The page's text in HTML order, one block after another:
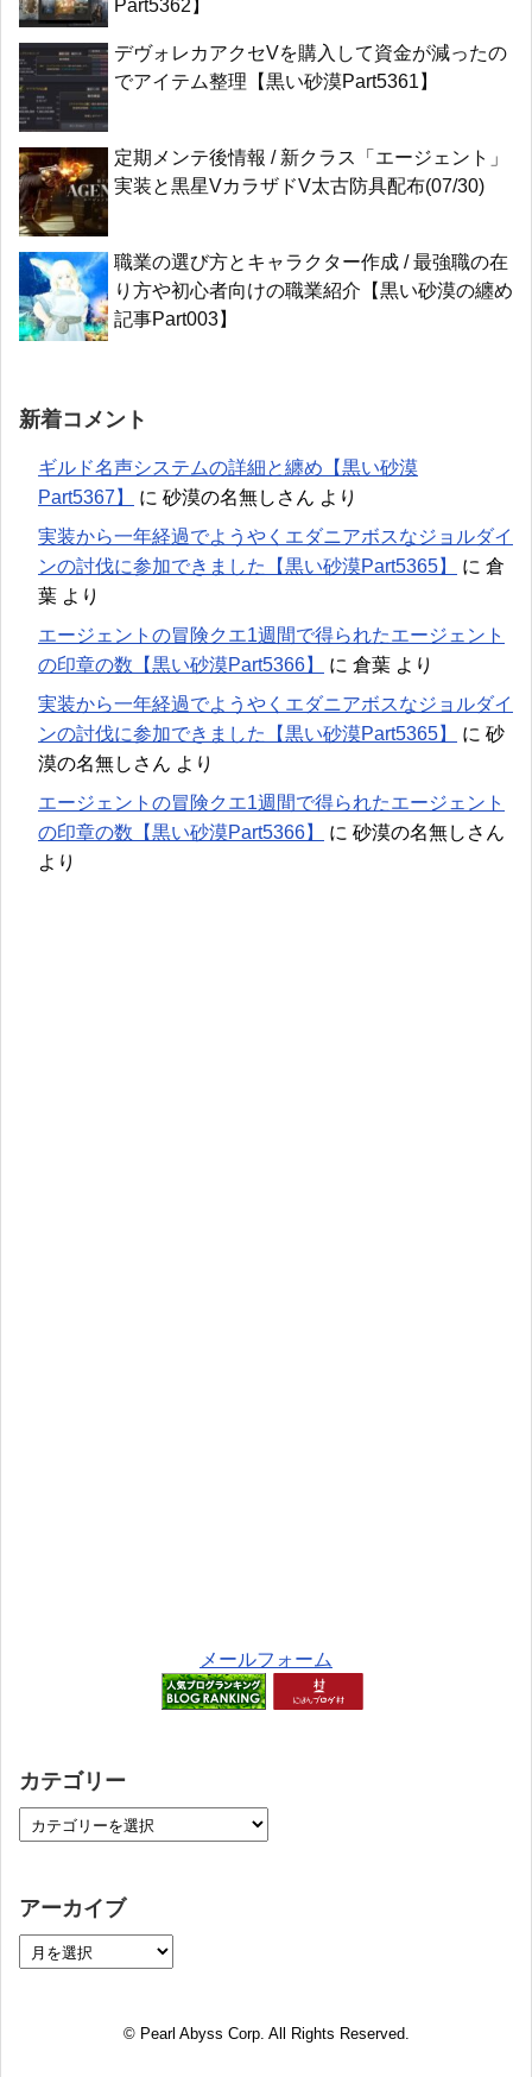
Part5362】
デヴォレカアクセVを購入して資金が減ったの
でアイテム整理【黒い砂漠Part5361】
定期メンテ後情報 / 新クラス「エージェント」
実装と黒星VカラザドV太古防具配布(07/30)
職業の選び方とキャラクター作成 / 最強職の在
り方や初心者向けの職業紹介【黒い砂漠の纏め
記事Part003】
新着コメント
ギルド名声システムの詳細と纏め【黒い砂漠
Part5367】
に 砂漠の名無しさん より
実装から一年経過でようやくエダニアボスなジョルダイ
ンの討伐に参加できました【黒い砂漠Part5365】
に 倉
葉 より
エージェントの冒険クエ1週間で得られたエージェント
の印章の数【黒い砂漠Part5366】
に 倉葉 より
実装から一年経過でようやくエダニアボスなジョルダイ
ンの討伐に参加できました【黒い砂漠Part5365】
に 砂
漠の名無しさん より
エージェントの冒険クエ1週間で得られたエージェント
の印章の数【黒い砂漠Part5366】
に 砂漠の名無しさん
より
メールフォーム
カテゴリー
アーカイブ
© Pearl Abyss Corp. All Rights Reserved.